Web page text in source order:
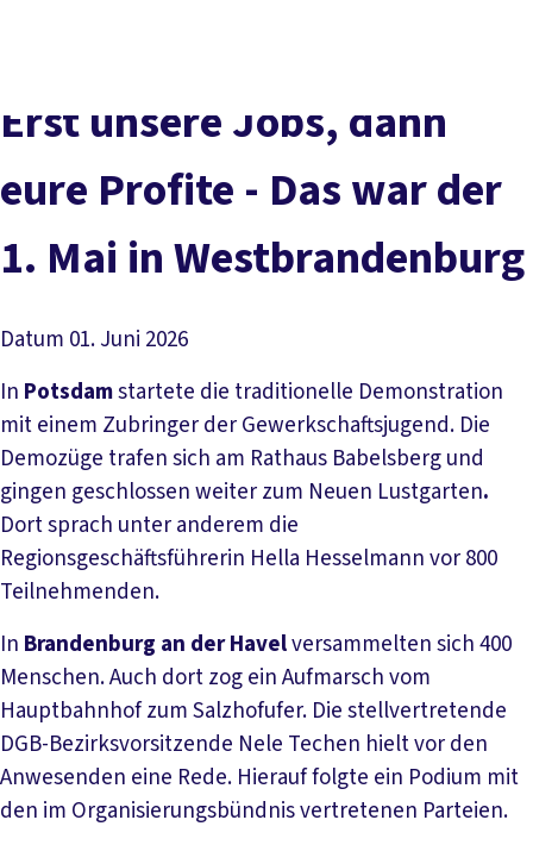
Service
Mitmachen
Erst unsere Jobs, dann
eure Profite - Das war der
1. Mai in Westbrandenburg
Datum 01. Juni 2026
In Potsdamstartete die traditionelle Demonstration
mit einem Zubringer der Gewerkschaftsjugend. Die
Demozüge trafen sich am Rathaus Babelsberg und
gingen geschlossen weiter zum Neuen Lustgarten.
Dort sprach unter anderem die
Regionsgeschäftsführerin Hella Hesselmann vor 800
Teilnehmenden.
In Brandenburg an der Havelversammelten sich 400
Menschen. Auch dort zog ein Aufmarsch vom
Hauptbahnhof zum Salzhofufer. Die stellvertretende
DGB-Bezirksvorsitzende Nele Techen hielt vor den
Anwesenden eine Rede. Hierauf folgte ein Podium mit
den im Organisierungsbündnis vertretenen Parteien.